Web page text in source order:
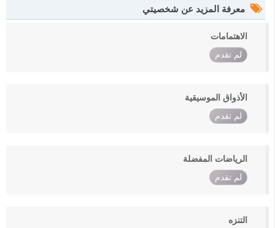
معرفة المزيد عن شخصيتي
الاهتمامات
لم تقدم
الأذواق الموسيقية
لم تقدم
الرياضات المفضلة
لم تقدم
التنزه